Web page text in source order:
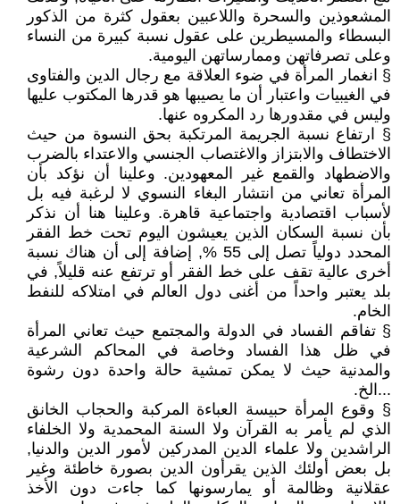
المشعوذين والسحرة واللاعبين بعقول كثرة من الذكور
البسطاء والمسيطرين على عقول نسبة كبيرة من النساء
وعلى تصرفاتهن وممارساتهن اليومية.
§ انغمار المرأة في ضوء العلاقة مع رجال الدين والفتاوى
في الغيبيات واعتبار أن ما يصيبها هو قدرها المكتوب عليها
وليس في مقدورها رد المكروه عنها.
§ ارتفاع نسبة الجريمة المرتكبة بحق النسوة من حيث
الاختطاف والابتزاز والاغتصاب الجنسي والاعتداء بالضرب
والاضطهاد والقمع غير المعهودين. وعلينا أن نؤكد بأن
المرأة تعاني من انتشار البغاء النسوي لا لرغبة فيه بل
لأسباب اقتصادية واجتماعية قاهرة. وعلينا هنا أن نذكر
بأن نسبة السكان الذين يعيشون اليوم تحت خط الفقر
المحدد دولياً تصل إلى 55 %, إضافة إلى أن هناك نسبة
أخرى عالية تقف على خط الفقر أو ترتفع عنه قليلاً, في
بلد يعتبر واحداً من أغنى دول العالم في امتلاكه للنفط
الخام.
§ تفاقم الفساد في الدولة والمجتمع حيث تعاني المرأة
في ظل هذا الفساد وخاصة في المحاكم الشرعية
والمدنية حيث لا يمكن تمشية حالة واحدة دون رشوة
...الخ.
§ وقوع المرأة حبيسة العباءة المركبة والحجاب الخانق
الذي لم يأمر به القرآن ولا السنة المحمدية ولا الخلفاء
الراشدين ولا علماء الدين المدركين لأمور الدين والدنيا,
بل بعض أولئك الذين يقرأون الدين بصورة خاطئة وغير
عقلانية وظالمة أو يمارسونها كما جاءت دون الأخذ